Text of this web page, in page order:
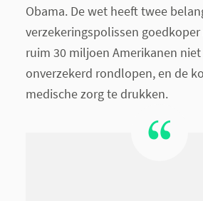
Obama. De wet heeft twee
verzekeringspolissen
ruim 30 miljoen Amerikanen
onverzekerd rondlopen, en de
medische zorg te drukken.